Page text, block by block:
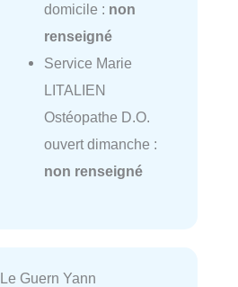
domicile : non
renseigné
Service Marie
LITALIEN
Ostéopathe D.O.
ouvert dimanche :
non renseigné
Le Guern Yann